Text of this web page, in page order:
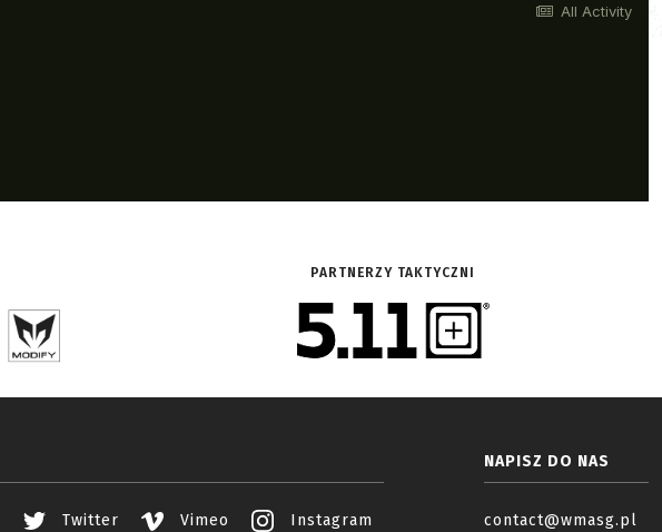
PARTNERZY TAKTYCZNI
Twitter Vimeo Instagram
NAPISZ DO NAS
contact@wmasg.pl